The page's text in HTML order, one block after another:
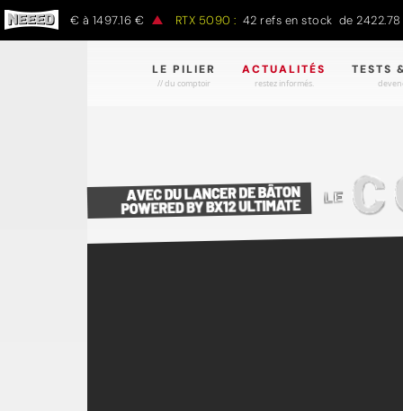
797.00 € à 1497.16 € RTX 5090 : 42 refs en stock de 2422.78 €
LE PILIER
// du comptoir
ACTUALITÉS
restez informés.
TESTS